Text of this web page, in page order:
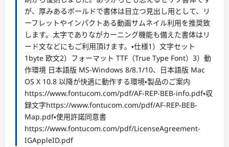
が、厚みあるボールドで書体は目立つ見出し用として、リ
ーフレットやインパクトある動画サムネイル利用を推奨致
します。太字でありながカーニング機能も備えた書体はリ
ード文などにもご利用頂けます。・仕様1）文字セット
1byte 欧文2）フォーマット TTF（True Type Font）3）動
作環境 日本語版 MS-Windows 8/8.1/10、日本語版 Mac
OS X 10.8 以降が快適に動作する環境・製品のご案内
https://www.fontucom.com/pdf/AF-REP-BEB-info.pdf・収
録文字https://www.fontucom.com/pdf/AF-REP-BEB-
Map.pdf・使用許諾同意書
https://www.fontucom.com/pdf/LicenseAgreement-
IGAppleID.pdf